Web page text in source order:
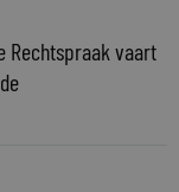
Rechtspraak vaart